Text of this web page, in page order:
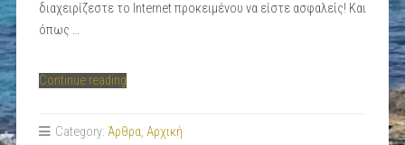
διαχειρίζεστε το Internet προκειμένου να είστε ασφαλείς! Και
όπως …
Continue reading“Πως
διαχειρίζομαι
Category: Άρθρα, Αρχική